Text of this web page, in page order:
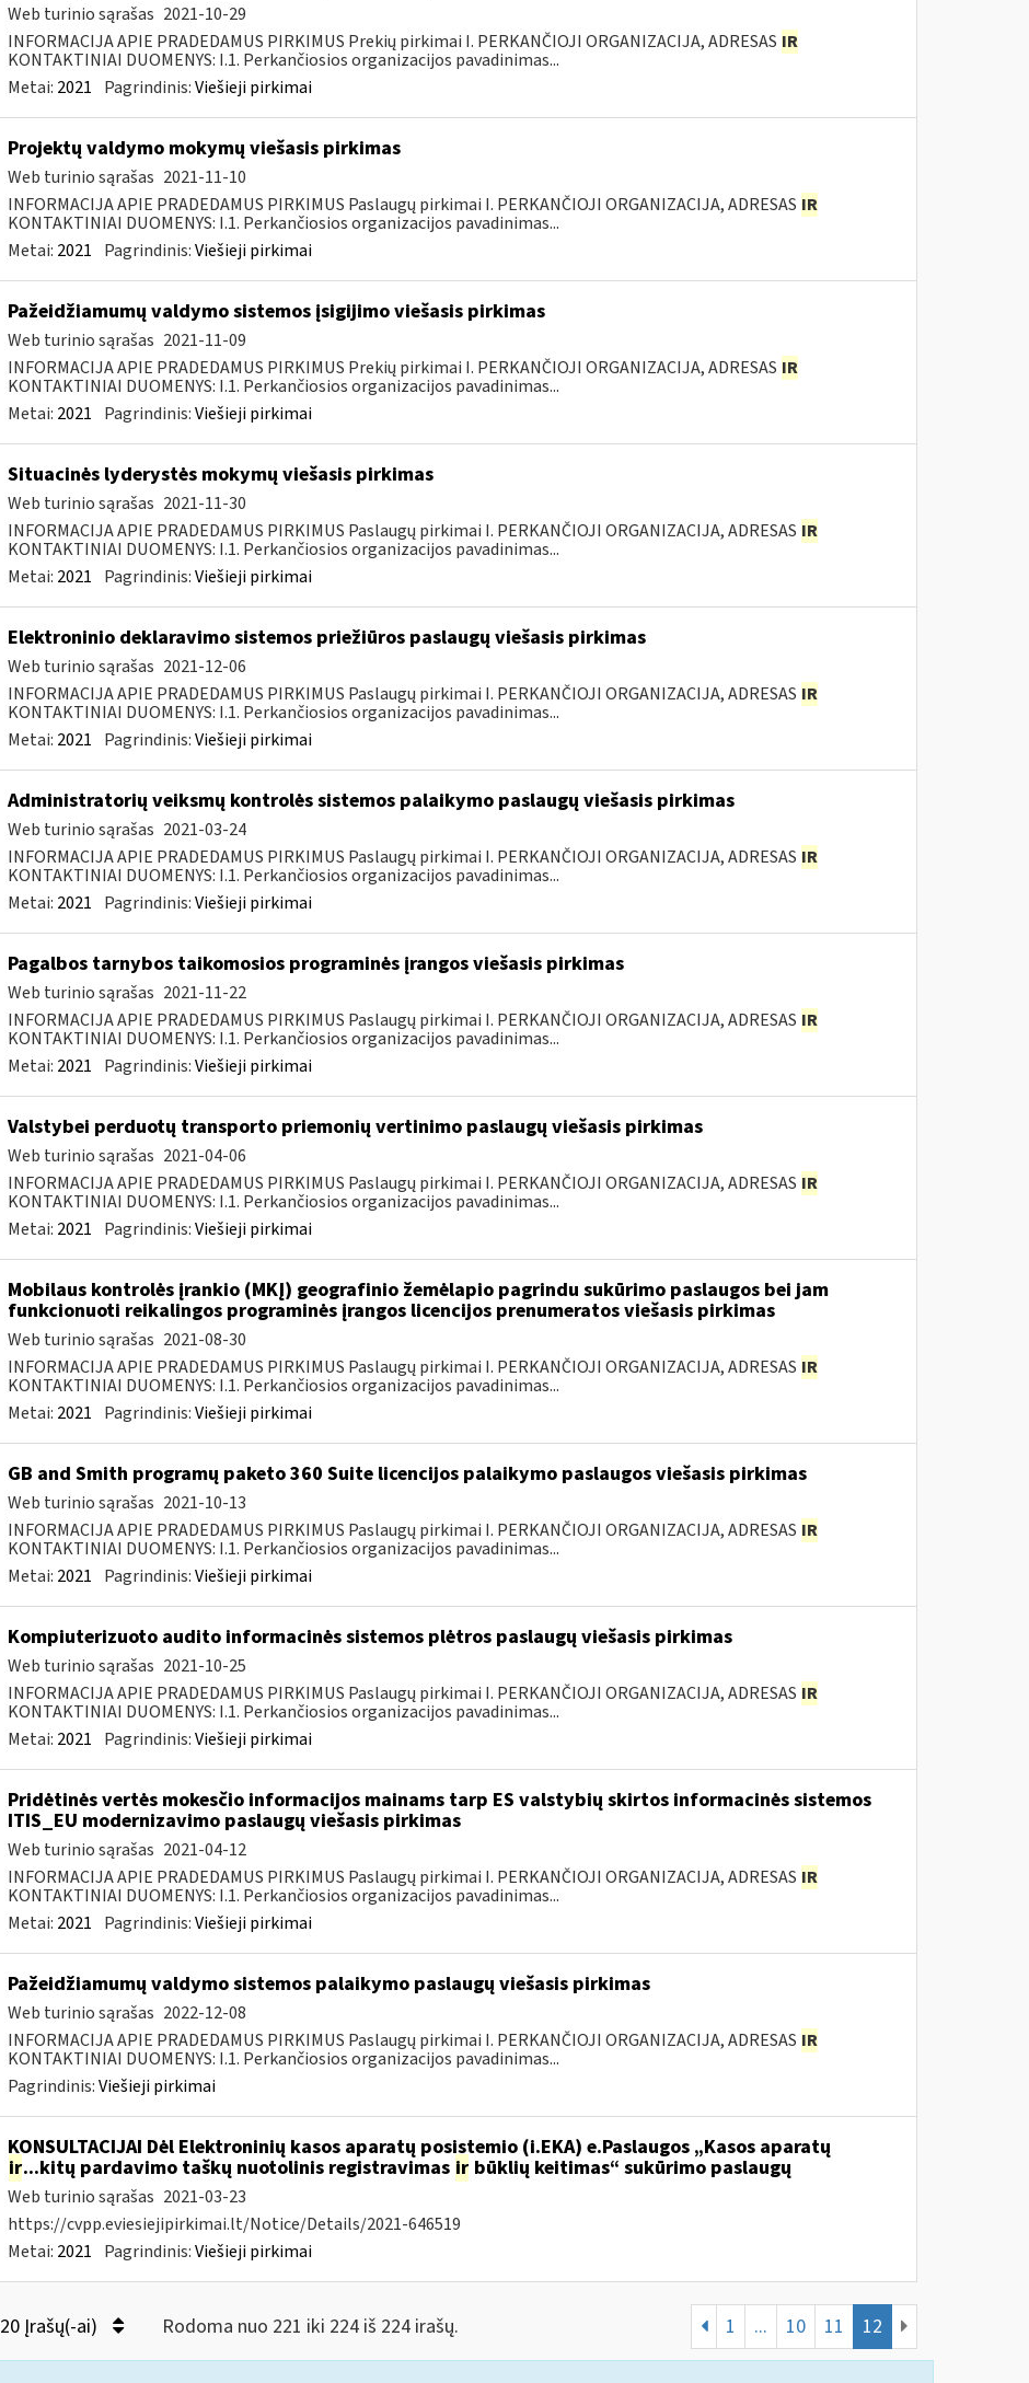
Web turinio sąrašas 2021-10-29
INFORMACIJA APIE PRADEDAMUS PIRKIMUS Prekių pirkimai I. PERKANČIOJI ORGANIZACIJA, ADRESAS IR
KONTAKTINIAI DUOMENYS: I.1. Perkančiosios organizacijos pavadinimas...
Metai: 2021 Pagrindinis:Viešieji pirkimai
Projektų valdymo mokymų viešasis pirkimas
Web turinio sąrašas 2021-11-10
INFORMACIJA APIE PRADEDAMUS PIRKIMUS Paslaugų pirkimai I. PERKANČIOJI ORGANIZACIJA, ADRESAS IR
KONTAKTINIAI DUOMENYS: I.1. Perkančiosios organizacijos pavadinimas...
Metai: 2021 Pagrindinis:Viešieji pirkimai
Pažeidžiamumų valdymo sistemos įsigijimo viešasis pirkimas
Web turinio sąrašas 2021-11-09
INFORMACIJA APIE PRADEDAMUS PIRKIMUS Prekių pirkimai I. PERKANČIOJI ORGANIZACIJA, ADRESAS IR
KONTAKTINIAI DUOMENYS: I.1. Perkančiosios organizacijos pavadinimas...
Metai: 2021 Pagrindinis:Viešieji pirkimai
Situacinės lyderystės mokymų viešasis pirkimas
Web turinio sąrašas 2021-11-30
INFORMACIJA APIE PRADEDAMUS PIRKIMUS Paslaugų pirkimai I. PERKANČIOJI ORGANIZACIJA, ADRESAS IR
KONTAKTINIAI DUOMENYS: I.1. Perkančiosios organizacijos pavadinimas...
Metai: 2021 Pagrindinis:Viešieji pirkimai
Elektroninio deklaravimo sistemos priežiūros paslaugų viešasis pirkimas
Web turinio sąrašas 2021-12-06
INFORMACIJA APIE PRADEDAMUS PIRKIMUS Paslaugų pirkimai I. PERKANČIOJI ORGANIZACIJA, ADRESAS IR
KONTAKTINIAI DUOMENYS: I.1. Perkančiosios organizacijos pavadinimas...
Metai: 2021 Pagrindinis:Viešieji pirkimai
Administratorių veiksmų kontrolės sistemos palaikymo paslaugų viešasis pirkimas
Web turinio sąrašas 2021-03-24
INFORMACIJA APIE PRADEDAMUS PIRKIMUS Paslaugų pirkimai I. PERKANČIOJI ORGANIZACIJA, ADRESAS IR
KONTAKTINIAI DUOMENYS: I.1. Perkančiosios organizacijos pavadinimas...
Metai: 2021 Pagrindinis:Viešieji pirkimai
Pagalbos tarnybos taikomosios programinės įrangos viešasis pirkimas
Web turinio sąrašas 2021-11-22
INFORMACIJA APIE PRADEDAMUS PIRKIMUS Paslaugų pirkimai I. PERKANČIOJI ORGANIZACIJA, ADRESAS IR
KONTAKTINIAI DUOMENYS: I.1. Perkančiosios organizacijos pavadinimas...
Metai: 2021 Pagrindinis:Viešieji pirkimai
Valstybei perduotų transporto priemonių vertinimo paslaugų viešasis pirkimas
Web turinio sąrašas 2021-04-06
INFORMACIJA APIE PRADEDAMUS PIRKIMUS Paslaugų pirkimai I. PERKANČIOJI ORGANIZACIJA, ADRESAS IR
KONTAKTINIAI DUOMENYS: I.1. Perkančiosios organizacijos pavadinimas...
Metai: 2021 Pagrindinis:Viešieji pirkimai
Mobilaus kontrolės įrankio (MKĮ) geografinio žemėlapio pagrindu sukūrimo paslaugos bei jam
funkcionuoti reikalingos programinės įrangos licencijos prenumeratos viešasis pirkimas
Web turinio sąrašas 2021-08-30
INFORMACIJA APIE PRADEDAMUS PIRKIMUS Paslaugų pirkimai I. PERKANČIOJI ORGANIZACIJA, ADRESAS IR
KONTAKTINIAI DUOMENYS: I.1. Perkančiosios organizacijos pavadinimas...
Metai: 2021 Pagrindinis:Viešieji pirkimai
GB and Smith programų paketo 360 Suite licencijos palaikymo paslaugos viešasis pirkimas
Web turinio sąrašas 2021-10-13
INFORMACIJA APIE PRADEDAMUS PIRKIMUS Paslaugų pirkimai I. PERKANČIOJI ORGANIZACIJA, ADRESAS IR
KONTAKTINIAI DUOMENYS: I.1. Perkančiosios organizacijos pavadinimas...
Metai: 2021 Pagrindinis:Viešieji pirkimai
Kompiuterizuoto audito informacinės sistemos plėtros paslaugų viešasis pirkimas
Web turinio sąrašas 2021-10-25
INFORMACIJA APIE PRADEDAMUS PIRKIMUS Paslaugų pirkimai I. PERKANČIOJI ORGANIZACIJA, ADRESAS IR
KONTAKTINIAI DUOMENYS: I.1. Perkančiosios organizacijos pavadinimas...
Metai: 2021 Pagrindinis:Viešieji pirkimai
Pridėtinės vertės mokesčio informacijos mainams tarp ES valstybių skirtos informacinės sistemos
ITIS_EU modernizavimo paslaugų viešasis pirkimas
Web turinio sąrašas 2021-04-12
INFORMACIJA APIE PRADEDAMUS PIRKIMUS Paslaugų pirkimai I. PERKANČIOJI ORGANIZACIJA, ADRESAS IR
KONTAKTINIAI DUOMENYS: I.1. Perkančiosios organizacijos pavadinimas...
Metai: 2021 Pagrindinis:Viešieji pirkimai
Pažeidžiamumų valdymo sistemos palaikymo paslaugų viešasis pirkimas
Web turinio sąrašas 2022-12-08
INFORMACIJA APIE PRADEDAMUS PIRKIMUS Paslaugų pirkimai I. PERKANČIOJI ORGANIZACIJA, ADRESAS IR
KONTAKTINIAI DUOMENYS: I.1. Perkančiosios organizacijos pavadinimas...
Pagrindinis:Viešieji pirkimai
KONSULTACIJAI Dėl Elektroninių kasos aparatų posistemio (i.EKA) e.Paslaugos „Kasos aparatų
ir...kitų pardavimo taškų nuotolinis registravimas irbūklių keitimas“ sukūrimo paslaugų
Web turinio sąrašas 2021-03-23
https://cvpp.eviesiejipirkimai.lt/Notice/Details/2021-646519
Metai: 2021 Pagrindinis:Viešieji pirkimai
20 Įrašų(-ai) Rodoma nuo 221 iki 224 iš 224 irašų. 1 ... 10 11 12